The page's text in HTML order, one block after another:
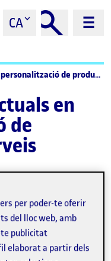
CA
de productes i serveis
en
de
per poder-te oferir
del lloc web, amb
publicitat
elaborat a partir dels